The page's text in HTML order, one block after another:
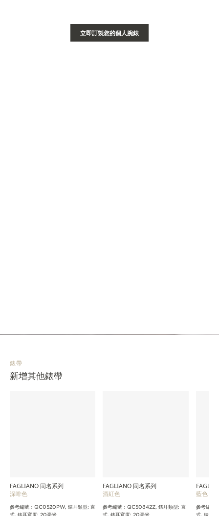
立即訂製您的個人腕錶
錶帶
新增其他錶帶
FAGLIANO 同名系列
深啡色
參考編號：QC0520PW, 錶耳類型: 直
式, 錶耳寬度: 20毫米
FAGLIANO 同名系列
酒紅色
參考編號：QC50842Z, 錶耳類型: 直
式, 錶耳寬度: 20毫米
藍色
參考編號
式, 錶耳